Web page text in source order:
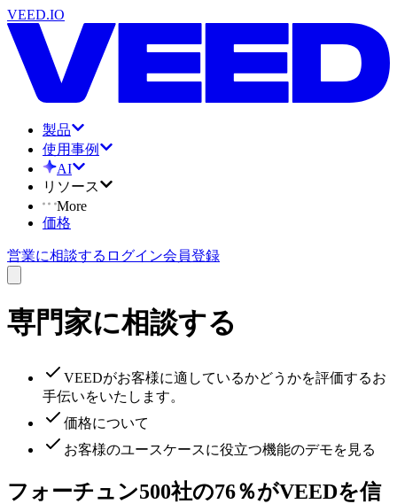
VEED.IO
製品
使用事例
AI
リソース
More
価格
営業に相談する ログイン会員登録
専門家に相談する
VEEDがお客様に適しているかどうかを評価するお
手伝いをいたします。
価格について
お客様のユースケースに役立つ機能のデモを見る
フォーチュン500社の76％がVEEDを信